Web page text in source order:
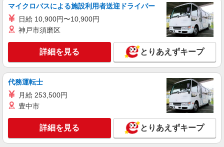
職までずっと継続！ さらに、生産状況に応じて 勤
続年数 × 1万円の「生産協力金」を支給！
派遣社員
パーソルファクトリーパートナーズ株式会社
組立・材料供給・検査など（日勤）
時給1600円 ※交通費全額支給（規定あり）
【月収例】31.5万円（21日勤務＋残業20h＋休出1
日）大阪府堺市美原区木材通
詳細を見る
マイクロバスによる施設利用者送迎ドライバー
日給 10,900円〜10,900円
神戸市須磨区
詳細を見る とりあえずキープ
代務運転士
月給 253,500円
豊中市
詳細を見る とりあえずキープ